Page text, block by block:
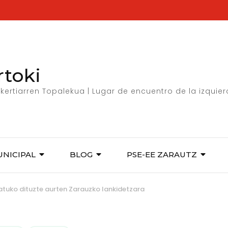
Topalekua | Lugar de encuentro de la
BLOG PSE-EE ZARAUTZ
dituzte aurten Zarauzko lankidetzara